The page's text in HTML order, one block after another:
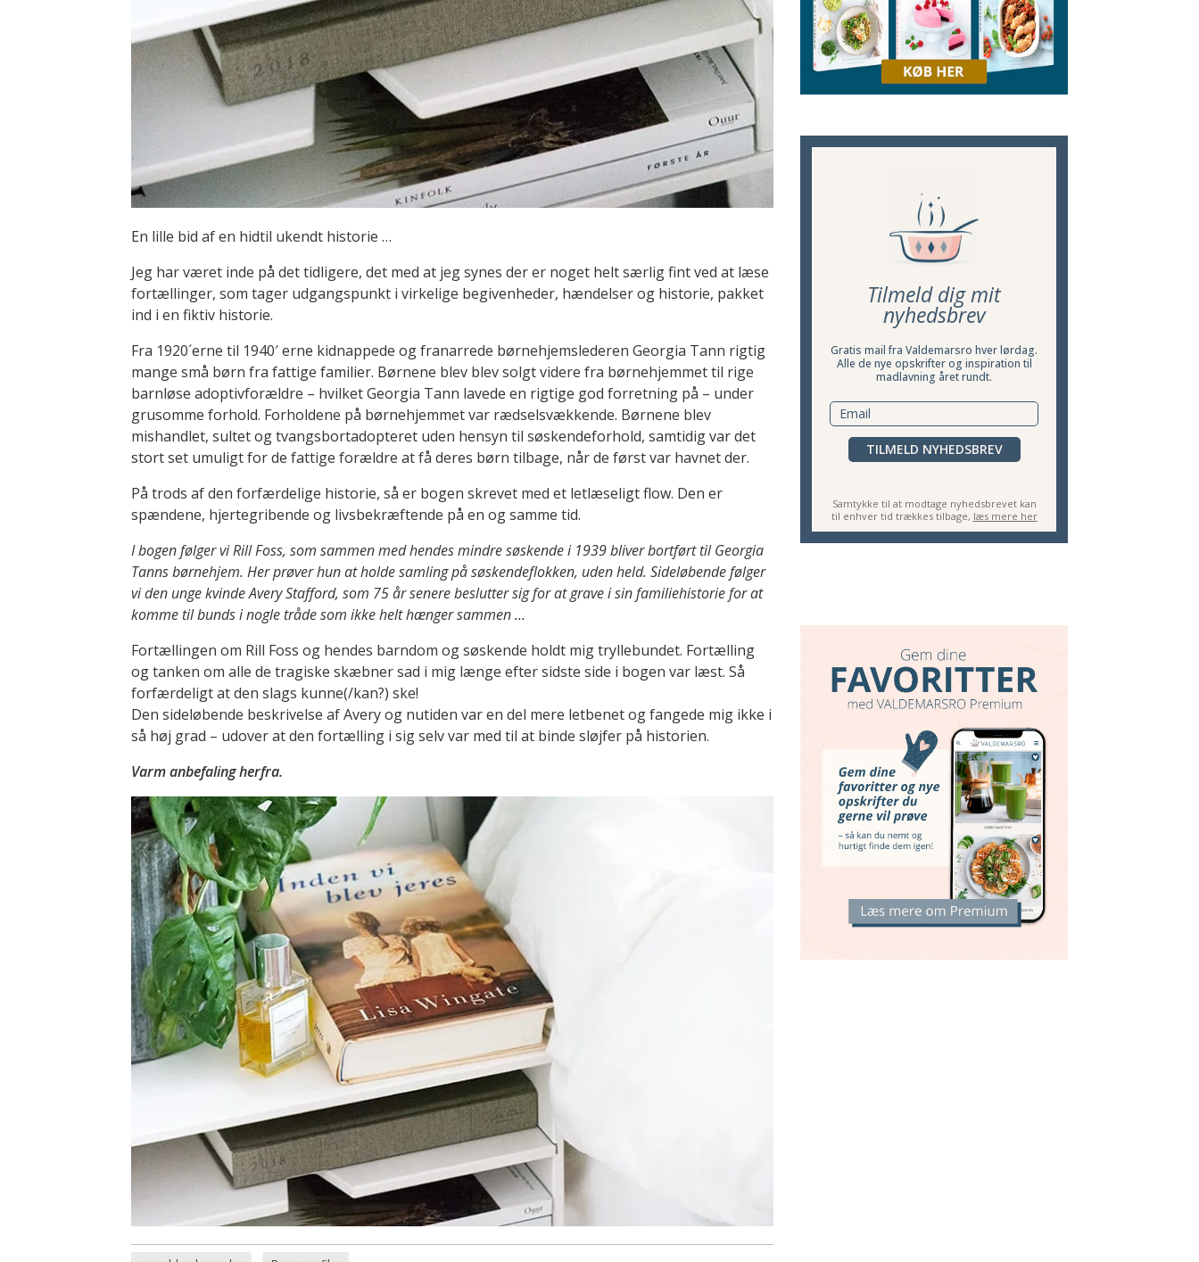
En lille bid af en hidtil ukendt historie …
Jeg har været inde på det tidligere, det med at jeg synes der er noget helt særlig fint ved at læse
fortællinger, som tager udgangspunkt i virkelige begivenheder, hændelser og historie, pakket
ind i en fiktiv historie.
Fra 1920´erne til 1940′ erne kidnappede og franarrede børnehjemslederen Georgia Tann rigtig
mange små børn fra fattige familier. Børnene blev blev solgt videre fra børnehjemmet til rige
barnløse adoptivforældre – hvilket Georgia Tann lavede en rigtige god forretning på – under
grusomme forhold. Forholdene på børnehjemmet var rædselsvækkende. Børnene blev
mishandlet, sultet og tvangsbortadopteret uden hensyn til søskendeforhold, samtidig var det
stort set umuligt for de fattige forældre at få deres børn tilbage, når de først var havnet der.
På trods af den forfærdelige historie, så er bogen skrevet med et letlæseligt flow. Den er
spændene, hjertegribende og livsbekræftende på en og samme tid.
I bogen følger vi Rill Foss, som sammen med hendes mindre søskende i 1939 bliver bortført til Georgia
Tanns børnehjem. Her prøver hun at holde samling på søskendeflokken, uden held. Sideløbende følger
vi den unge kvinde Avery Stafford, som 75 år senere beslutter sig for at grave i sin familiehistorie for at
komme til bunds i nogle tråde som ikke helt hænger sammen …
Fortællingen om Rill Foss og hendes barndom og søskende holdt mig tryllebundet. Fortælling
og tanken om alle de tragiske skæbner sad i mig længe efter sidste side i bogen var læst. Så
forfærdeligt at den slags kunne(/kan?) ske!
Den sideløbende beskrivelse af Avery og nutiden var en del mere letbenet og fangede mig ikke i
så høj grad – udover at den fortælling i sig selv var med til at binde sløjfer på historien.
Varm anbefaling herfra.
Tilmeld dig mit
nyhedsbrev
Gratis mail fra Valdemarsro hver lørdag.
Alle de nye opskrifter og inspiration til
madlavning året rundt.
TILMELD NYHEDSBREV
Samtykke til at modtage nyhedsbrevet kan
til enhver tid trækkes tilbage, læs mere her